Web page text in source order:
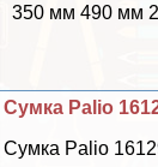
350 мм 490 мм
Сумка Palio
Сумка Palio